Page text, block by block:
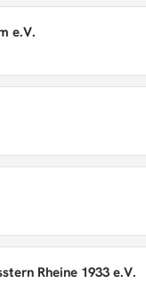
e.V.
Rheine 1933 e.V.